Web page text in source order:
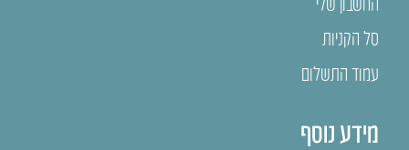
סל הקניות
עמוד התשלום
מידע נוסף